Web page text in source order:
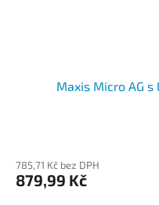
Maxis Micro AG
785,71 Kč bez DPH
879,99 Kč